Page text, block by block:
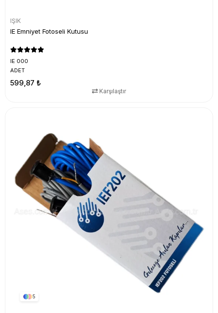
IŞIK
IE Emniyet Fotoseli Kutusu
IE 000
ADET
599,87 ₺
Karşılaştır
5